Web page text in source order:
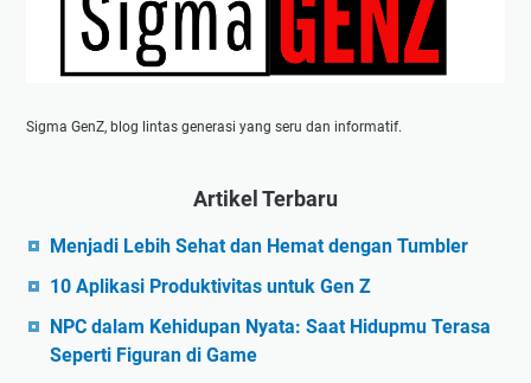
Sigma GenZ, blog lintas generasi yang seru dan informatif.
Artikel Terbaru
Menjadi Lebih Sehat dan Hemat dengan Tumbler
10 Aplikasi Produktivitas untuk Gen Z
NPC dalam Kehidupan Nyata: Saat Hidupmu Terasa
Seperti Figuran di Game